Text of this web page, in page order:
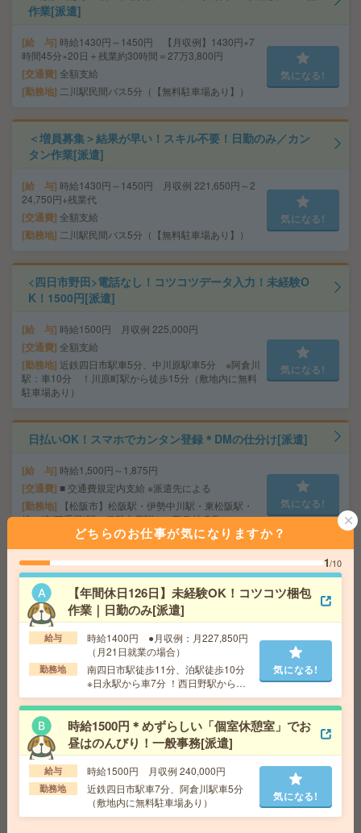
作業[派遣]
給 与 時給1430円～1450円 【月収例】1430円×7
時間45分×20日＋残業約30時間＝27万3,800円
交通費 全額支給
勤務地 二川駅民間バス5分（【無料駐車場あり】）
気になる!
＜増員募集＞結果が早い！スキル不要！日勤のみ／カン
タン作業[派遣]
給 与 時給1430円～1450円 月収例 221,650円～2
24,750円+残業代
交通費 全額支給
勤務地 二川駅民間バス5分（【無料駐車場あり】）
気になる!
<四日市野田>電話なし！コツコツデータ入力！未経験O
K！1500円[派遣]
給 与 時給1500円 月収例 225,000円
交通費 全額支給
勤務地 近鉄四日市駅車5分、中川原駅車5分 ※阿倉川
駅：車10分 ！川原町駅から徒歩15分（敷地内に無料
駐車場あり）
気になる!
日払いOK！スマホでカンタン登録＊DMの仕分け[派遣]
給 与 時給1,500円～1,875円
交通費 ■ 交通費規定内支給 ※派遣先による
勤務地
【松阪市】松阪駅・伊勢中川駅・東松阪駅・
松ケ崎(三重県)駅・伊勢中原駅など勤務地多数！
気になる!
〈月1日～で副業にピッタリ＊時給1,500円～〉DMのカン
タン仕分け[派遣]
給 与 時給1,500円～1,875円
交通費 ■ 交通費規定内支給 ※派遣先による
勤務地 【亀山市】亀山(三重県)駅・加太(三重県)駅・
井田川駅・下庄駅・関(三重県)駅など勤務地多数！
気になる!
給与即払いOK！高時給！日勤のお仕事！組立・検査・運
搬[派遣]
給 与 時給1300円 【月収例】218,400円～(割増含
まず／21日計算)
交通費 交通費支給有り
井田川駅～車10分 ※車通勤・バイク通勤OK
気になる!
どちらのお仕事が気になりますか？
1/10
【年間休日126日】未経験OK！コツコツ梱包
作業｜日勤のみ[派遣]
給与
時給1400円 ●月収例：月227,850円
（月21日就業の場合）
勤務地
南四日市駅徒歩11分、泊駅徒歩10分
※日永駅から車7分 ！西日野駅から車1
0分 ！河原田駅から車10分（無料駐車
場あり（職場のすぐとなり））
気になる!
時給1500円＊めずらしい「個室休憩室」でお
昼はのんびり！一般事務[派遣]
給与 時給1500円 月収例 240,000円
勤務地
近鉄四日市駅車7分、阿倉川駅車5分
（敷地内に無料駐車場あり）
気になる!